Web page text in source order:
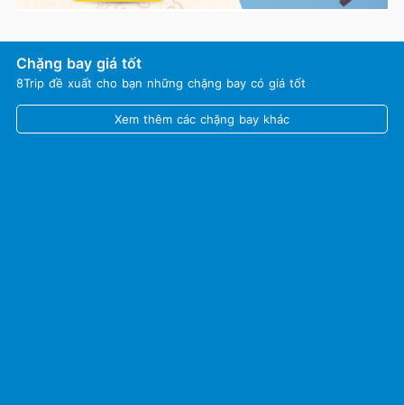
Chặng bay giá tốt
8Trip đề xuất cho bạn những chặng bay có giá tốt
Xem thêm các chặng bay khác